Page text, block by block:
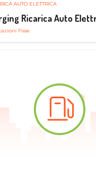
AUTO ELETTRICA
Ricarica Auto
Fisse